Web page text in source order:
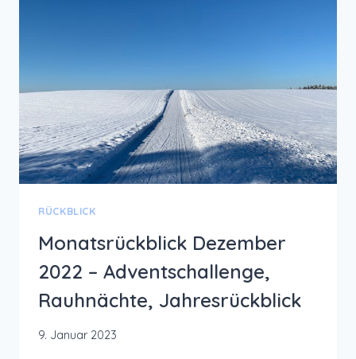
RÜCKBLICK
Monatsrückblick Dezember
2022 – Adventschallenge,
Rauhnächte, Jahresrückblick
9. Januar 2023